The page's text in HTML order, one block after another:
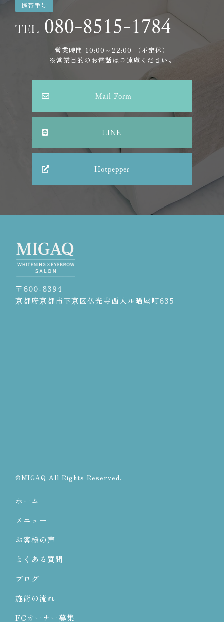
携帯番号
TEL 080-8515-1784
営業時間 10:00～22:00 （不定休）
※営業目的のお電話はご遠慮ください。
Mail Form
LINE
Hotpepper
〒600-8394
京都府京都市下京区仏光寺西入ル晒屋町635
©MIGAQ All Rights Reserved.
ホーム
メニュー
お客様の声
よくある質問
ブログ
施術の流れ
FCオーナー募集